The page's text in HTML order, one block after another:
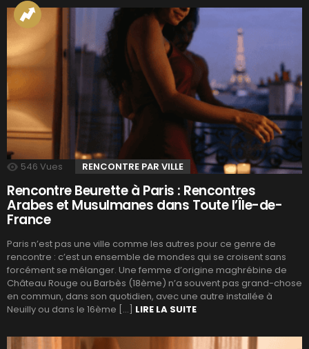
546 Vues RENCONTRE PAR VILLE
Rencontre Beurette à Paris : Rencontres
Arabes et Musulmanes dans Toute l’Île-de-
France
Paris n’est pas une ville comme les autres pour ce genre de
rencontre : c’est un ensemble de mondes qui se croisent sans
forcément se mélanger. Une femme d’origine maghrébine de
Château Rouge ou Barbès (18ème) n’a souvent pas grand-chose
en commun, dans son quotidien, avec une autre installée à
Neuilly ou dans le 16ème […] LIRE LA SUITE